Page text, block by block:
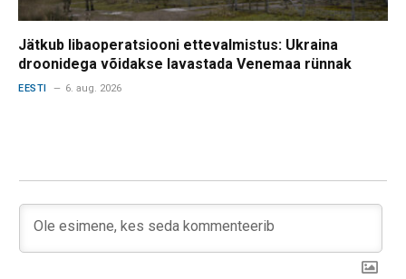
Jätkub libaoperatsiooni ettevalmistus: Ukraina
droonidega võidakse lavastada Venemaa rünnak
EESTI 6. aug. 2026